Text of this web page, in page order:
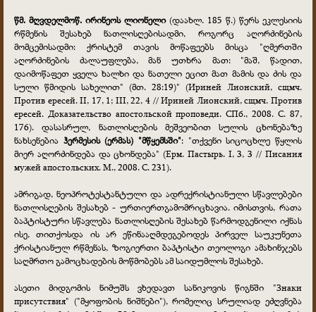
წმ. მღვდელმოწ. ირინეოს ლიონელი(დაახლ. 185 წ.) წერს ეკლესიის
რწმენის შესახებ ნათლისღებისადმი, როგორც აღორძინების
მომცემისადმი: ქრისტემ თავის მოწაფეებს მისცა "ღმერთში
აღორძინების ძალაუფლება, მან უთხრა მათ: "მაშ, წადით,
დაიმოწაფეთ ყველა ხალხი და ნათელი ეცით მათ მამის და ძის და
სული წმიდის სახელით" (მთ. 28:19)" (Ириней Лионский, сщмч.
Против ересей. II, 17, 1; III, 22, 4 // Ириней Лионский, сщмч. Против
ересей. Доказательство апостольской проповеди. СПб., 2008. С. 87,
176). დასასრულ, ნათლისღების მეშვეობით სულის ცხონებაზე
ნახსენებია ჰერმესის (ერმას) "მწყემსში": "თქვენი სიცოცხლე წყლის
მიერ აღორძინდება და ცხონდება" (Ерм. Пастырь. I, 3, 3 // Писания
мужей апостольских. М., 2008. С. 231).
ამრიგად, ნეოპროტესტანტული და ადრექრისტიანული სწავლებები
ნათლისღების შესახებ - ურთიერთგამომრიცხავია. იმისთვის, რათა
ბაპტისტური სწავლება ნათლისღების შესახებ წარმოდგენილი იქნას
ისე, თითქოსდა ის არ ეწინააღმდეგებოდეს პირველ საუკუნეთა
ქრისტიანულ რწმენას, ზოგიერთი ბაპტისტი თეოლოგი ამახინჯებს
საღმრთო გამოცხადების მოწმობებს ამ საიდუმლოს შესახებ.
ასეთი მიდგომის ნიმუშს ვხედავთ სანიკოვის წიგნში "Знаки
присутствия" ("მყოფობის ნიშნები"), რომელიც სრულიად ეძღვნება